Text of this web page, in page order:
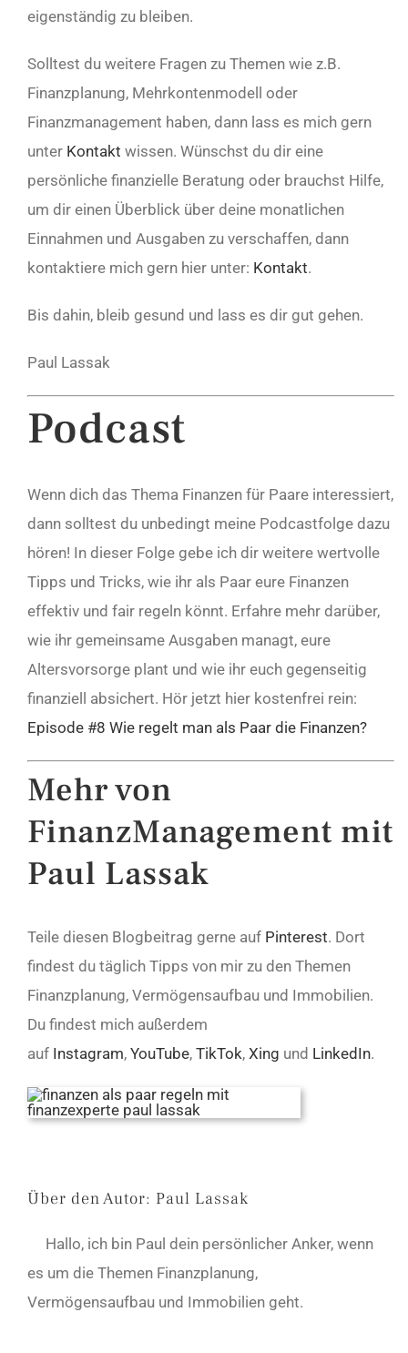
eigenständig zu bleiben.
Solltest du weitere Fragen zu Themen wie z.B.
Finanzplanung, Mehrkontenmodell oder
Finanzmanagement haben, dann lass es mich gern
unter Kontakt wissen. Wünschst du dir eine
persönliche finanzielle Beratung oder brauchst Hilfe,
um dir einen Überblick über deine monatlichen
Einnahmen und Ausgaben zu verschaffen, dann
kontaktiere mich gern hier unter: Kontakt.
Bis dahin, bleib gesund und lass es dir gut gehen.
Paul Lassak
Podcast
Wenn dich das Thema Finanzen für Paare interessiert,
dann solltest du unbedingt meine Podcastfolge dazu
hören! In dieser Folge gebe ich dir weitere wertvolle
Tipps und Tricks, wie ihr als Paar eure Finanzen
effektiv und fair regeln könnt. Erfahre mehr darüber,
wie ihr gemeinsame Ausgaben managt, eure
Altersvorsorge plant und wie ihr euch gegenseitig
finanziell absichert. Hör jetzt hier kostenfrei rein:
Episode #8 Wie regelt man als Paar die Finanzen?
Mehr von
FinanzManagement mit
Paul Lassak
Teile diesen Blogbeitrag gerne auf Pinterest. Dort
findest du täglich Tipps von mir zu den Themen
Finanzplanung, Vermögensaufbau und Immobilien.
Du findest mich außerdem
auf Instagram, YouTube, TikTok, Xing und LinkedIn.
Über den Autor: Paul Lassak
Hallo, ich bin Paul dein persönlicher Anker, wenn
es um die Themen Finanzplanung,
Vermögensaufbau und Immobilien geht.